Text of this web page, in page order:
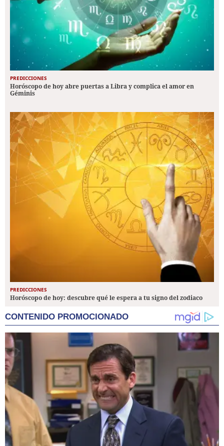
PREDICCIONES
Horóscopo de hoy abre puertas a Libra y complica el amor en
Géminis
PREDICCIONES
Horóscopo de hoy: descubre qué le espera a tu signo del zodiaco
CONTENIDO PROMOCIONADO